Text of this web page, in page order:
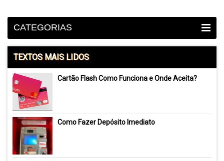
CATEGORIAS
TEXTOS MAIS LIDOS
Cartão Flash Como Funciona e Onde Aceita?
Como Fazer Depósito Imediato